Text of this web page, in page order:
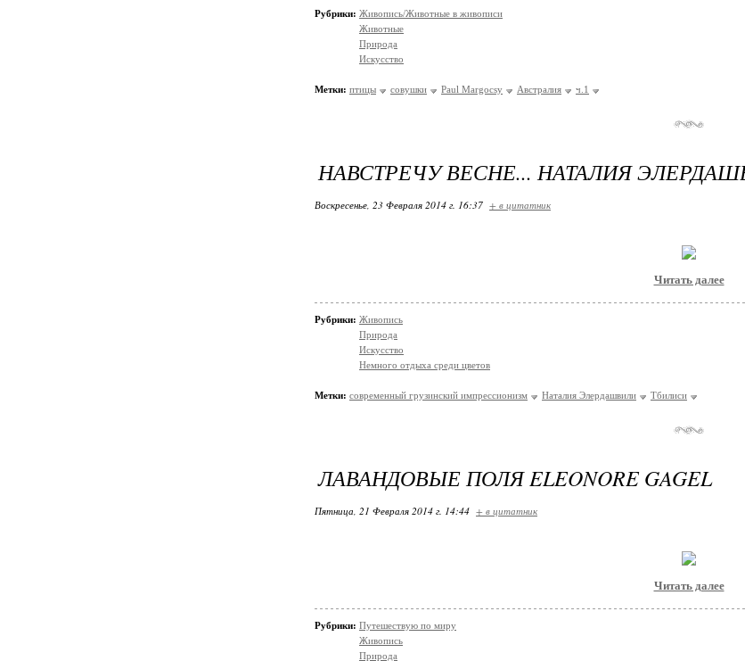
Рубрики: Живопись/Животные в живописи
Животные
Природа
Искусство
Метки: птицы совушки Paul Margocsy Австралия ч.1
НАВСТРЕЧУ ВЕСНЕ... НАТАЛИЯ
Воскресенье, 23 Февраля 2014 г. 16:37 + в цитатник
Читать далее
Рубрики: Живопись
Природа
Искусство
Немного отдыха среди цветов
Метки: современный грузинский импрессионизм Наталия Элердашвили Тбилиси
ЛАВАНДОВЫЕ ПОЛЯ ELEONORE GAGEL
Пятница, 21 Февраля 2014 г. 14:44 + в цитатник
Читать далее
Рубрики: Путешествую по миру
Живопись
Природа